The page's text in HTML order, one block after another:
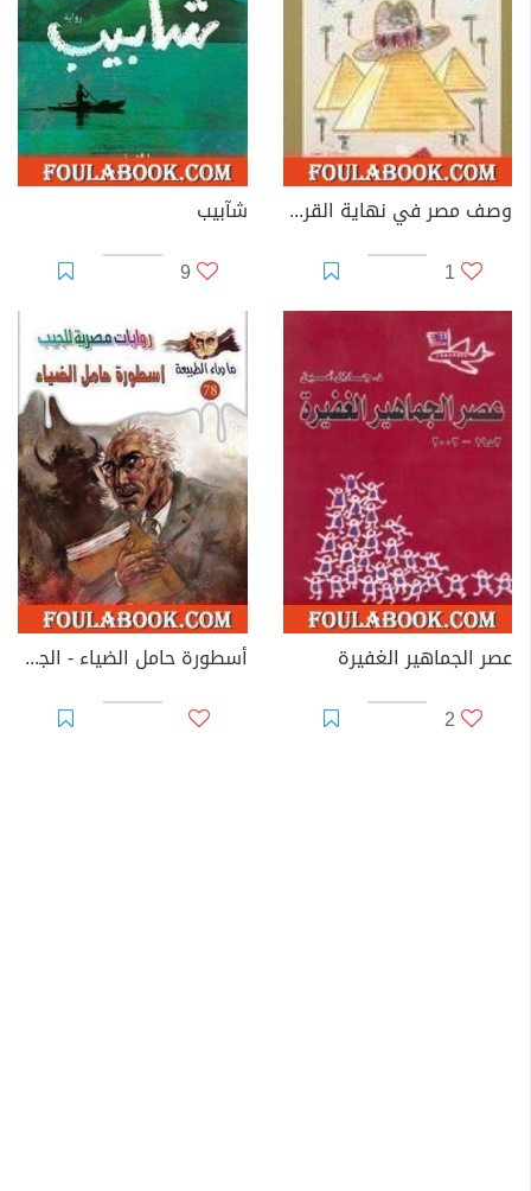
وصف مصر في نهاية القرن العشرين
1
شآبيب
9
عصر الجماهير الغفيرة
2
أسطورة حامل الضياء - الجزء الأول